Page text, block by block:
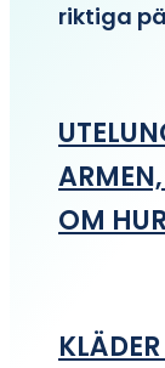
riktiga
OM